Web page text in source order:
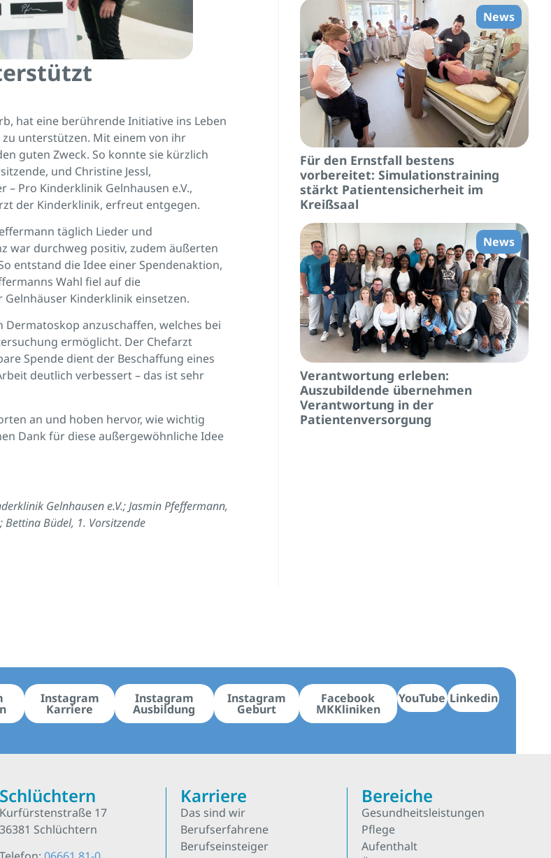
hat eine berührende Initiative ins Leben
unterstützen. Mit einem von ihr
guten Zweck. So konnte sie kürzlich
und Christine Jessl,
Pro Kinderklinik Gelnhausen e.V.,
der Kinderklinik, erfreut entgegen.
täglich Lieder und
war durchweg positiv, zudem äußerten
entstand die Idee einer Spendenaktion,
Wahl fiel auf die
Kinderklinik einsetzen.
anzuschaffen, welches bei
ermöglicht. Der Chefarzt
Spende dient der Beschaffung eines
deutlich verbessert – das ist sehr
an und hoben hervor, wie wichtig
Dank für diese außergewöhnliche Idee
Gelnhausen e.V.; Jasmin Pfeffermann,
Bettina Büdel, 1. Vorsitzende
News
Für den Ernstfall bestens
vorbereitet: Simulationstraining
stärkt Patientensicherheit im
Kreißsaal
News
Verantwortung erleben:
Auszubildende übernehmen
Verantwortung in der
Patientenversorgung
Instagram
Karriere
Instagram
Ausbildung
Instagram
Geburt
Facebook
MKKliniken
YouTube Linkedin
Schlüchtern
Kurfürstenstraße 17
36381 Schlüchtern
Karriere
Das sind wir
Berufserfahrene
Berufseinsteiger
Bereiche
Gesundheitsleistungen
Pflege
Aufenthalt